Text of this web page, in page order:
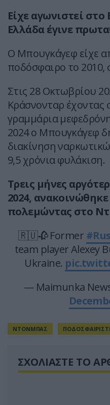
Είχε αγωνιστεί στο
Ελλάδα έγινε
Ο Μπουγκάγεφ είχε
ποδόσφαιρο το 2010,
Στις 28 Οκτωβρίου
Κράσνονταρ έχοντας
γραμμάρια
2024 ο Μπουγκάγεφ
διακίνηση
9,5 χρόνια φυλάκιση.
Τρεις μήνες
2024,
πολεμώντας στο
🇷🇺🥀 Former
team player Alexey
Ukraine.
— Maimunka
ΝΤΟΝΜΠΑΣ
ΣΧΟΛΙΑΣΤΕ ΤΟ